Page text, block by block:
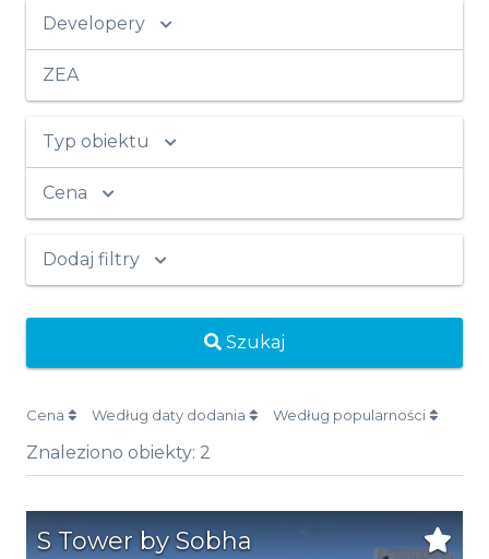
Developery
ZEA
Typ obiektu
Cena
Dodaj filtry
Szukaj
Cena Według daty dodania Według popularności
Znaleziono obiekty: 2
S Tower by Sobha